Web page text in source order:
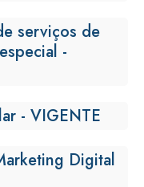
serviços de
-
- VIGENTE
Digital